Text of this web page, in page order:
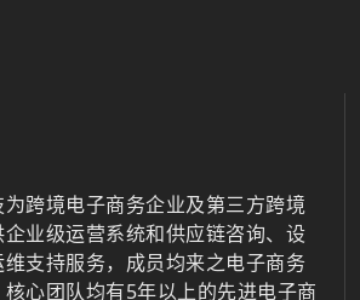
跨境电子商务企业及第三方跨境
业级运营系统和供应链咨询、设
支持服务，成员均来之电子商务
心团队均有5年以上的先进电子商